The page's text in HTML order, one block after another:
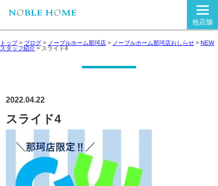
他店舗
トップ> ブログ > ノーブルホーム那珂店 > ノーブルホーム那珂店おしらせ > NEW
スタッフ紹介 > スライド4
2022.04.22
スライド4